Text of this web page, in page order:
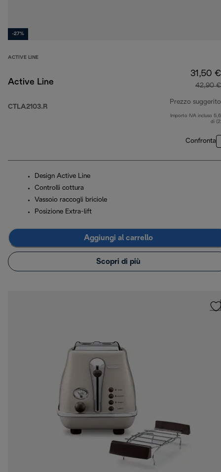
-27%
ACTIVE LINE
Active Line
CTLA2103.R
31,50 €
42,90 €
Prezzo suggerito
Importo IVA incluso
di
Confronta
Design Active Line
Controlli cottura
Vassoio raccogli briciole
Posizione Extra-lift
Aggiungi al carrello
Scopri di più